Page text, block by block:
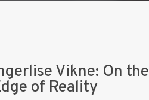
Vikne: On the
of Reality